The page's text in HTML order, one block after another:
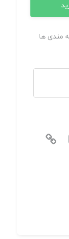
مندی ها